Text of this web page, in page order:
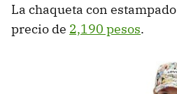
La chaqueta con
precio de 2,190 pesos.